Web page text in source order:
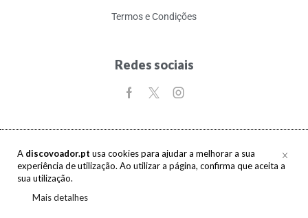
A discovoador.pt usa cookies para ajudar a melhorar a sua
experiência de utilização. Ao utilizar a página, confirma que aceita a
sua utilização.
Mais detalhes
Termos e Condições
Redes sociais
Copyright © 2017-2026 discovoador. Todos os direitos reservados.